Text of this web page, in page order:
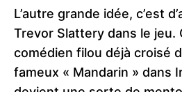
L’autre grande idée, c’est
Trevor Slattery dans le jeu.
comédien filou déjà croisé
fameux « Mandarin » dans